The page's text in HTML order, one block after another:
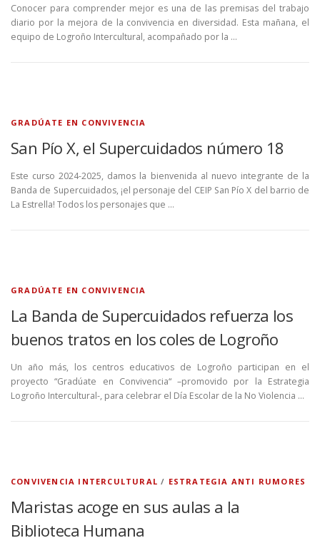
Conocer para comprender mejor es una de las premisas del trabajo
diario por la mejora de la convivencia en diversidad. Esta mañana, el
equipo de Logroño Intercultural, acompañado por la …
GRADÚATE EN CONVIVENCIA
San Pío X, el Supercuidados número 18
Este curso 2024-2025, damos la bienvenida al nuevo integrante de la
Banda de Supercuidados, ¡el personaje del CEIP San Pío X del barrio de
La Estrella! Todos los personajes que …
GRADÚATE EN CONVIVENCIA
La Banda de Supercuidados refuerza los
buenos tratos en los coles de Logroño
Un año más, los centros educativos de Logroño participan en el
proyecto “Gradúate en Convivencia“ –promovido por la Estrategia
Logroño Intercultural-, para celebrar el Día Escolar de la No Violencia …
CONVIVENCIA INTERCULTURAL / ESTRATEGIA ANTI RUMORES
Maristas acoge en sus aulas a la
Biblioteca Humana